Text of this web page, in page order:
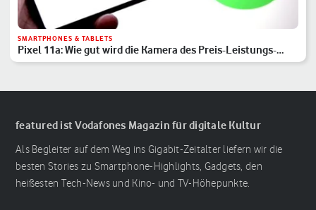
SMARTPHONES & TABLETS
Pixel 11a: Wie gut wird die Kamera des Preis-Leistungs-
Hits?
featured ist Vodafones Magazin für digitale Kultur
Als Begleiter auf dem Weg ins Gigabit-Zeitalter liefern wir die
besten Stories zu Smartphone-Highlights, Gadgets, den
heißesten Tech-News und Kino- und TV-Höhepunkte.